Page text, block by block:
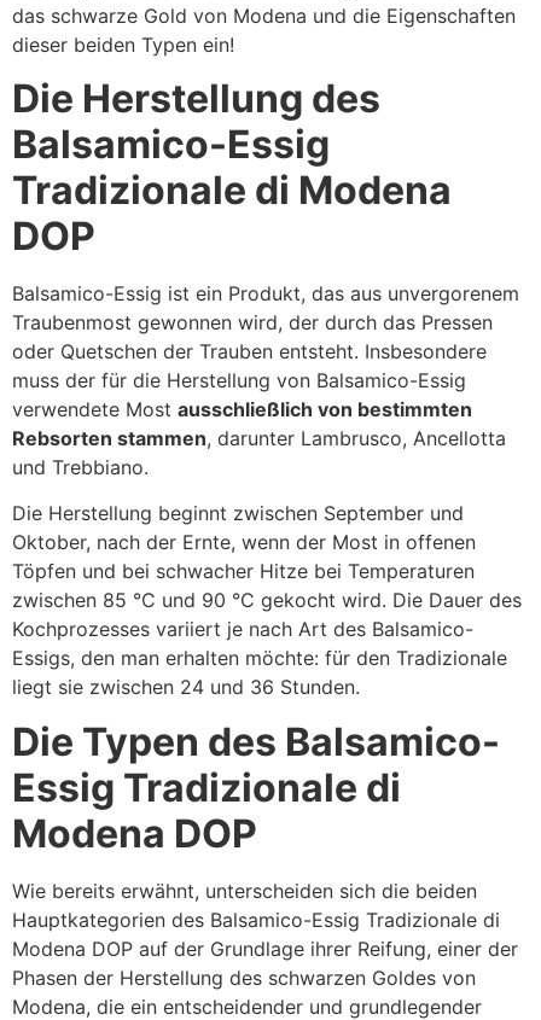
das schwarze Gold von Modena und die Eigenschaften
dieser beiden Typen ein!
Die Herstellung des
Balsamico-Essig
Tradizionale di Modena
DOP
Balsamico-Essig ist ein Produkt, das aus unvergorenem
Traubenmost gewonnen wird, der durch das Pressen
oder Quetschen der Trauben entsteht. Insbesondere
muss der für die Herstellung von Balsamico-Essig
verwendete Most ausschließlich von bestimmten
Rebsorten stammen, darunter Lambrusco, Ancellotta
und Trebbiano.
Die Herstellung beginnt zwischen September und
Oktober, nach der Ernte, wenn der Most in offenen
Töpfen und bei schwacher Hitze bei Temperaturen
zwischen 85 °C und 90 °C gekocht wird. Die Dauer des
Kochprozesses variiert je nach Art des Balsamico-
Essigs, den man erhalten möchte: für den Tradizionale
liegt sie zwischen 24 und 36 Stunden.
Die Typen des Balsamico-
Essig Tradizionale di
Modena DOP
Wie bereits erwähnt, unterscheiden sich die beiden
Hauptkategorien des Balsamico-Essig Tradizionale di
Modena DOP auf der Grundlage ihrer Reifung, einer der
Phasen der Herstellung des schwarzen Goldes von
Modena, die ein entscheidender und grundlegender